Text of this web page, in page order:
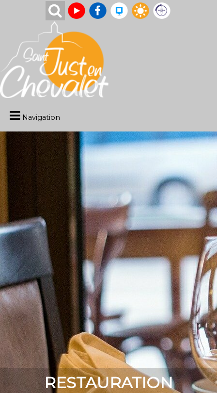
Navigation
RESTAURATION